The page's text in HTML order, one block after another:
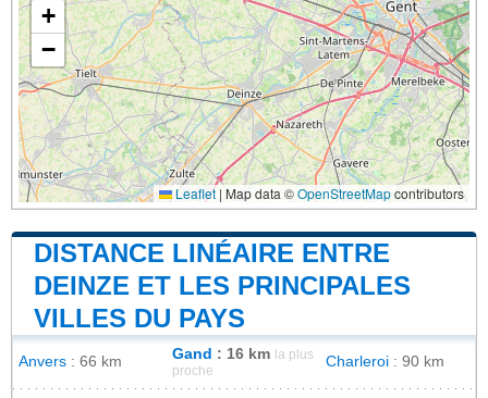
+
−
Leaflet | Map data ©OpenStreetMapcontributors
DISTANCE LINÉAIRE ENTRE
DEINZE ET LES PRINCIPALES
VILLES DU PAYS
Anvers : 66 km Gand : 16 km
la plus
proche
Charleroi : 90 km